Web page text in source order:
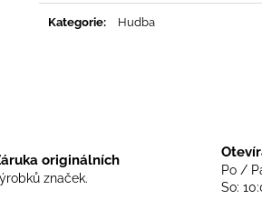
Kategorie: Hudba
originálních
značek.
Po /
So:
SKINHEADS NEVER DIE - BLACK